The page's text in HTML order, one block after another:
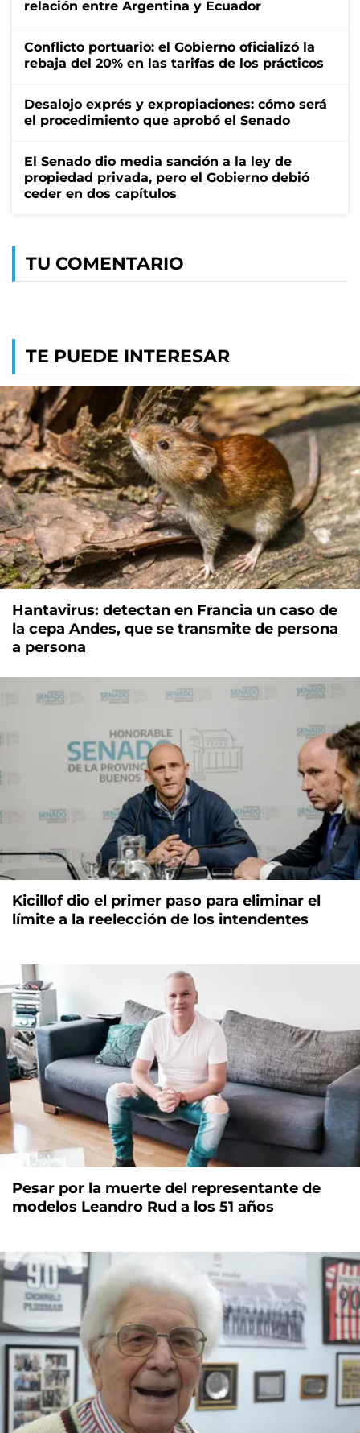
relación entre Argentina y Ecuador
Conflicto portuario: el Gobierno oficializó la
rebaja del 20% en las tarifas de los prácticos
Desalojo exprés y expropiaciones: cómo será
el procedimiento que aprobó el Senado
El Senado dio media sanción a la ley de
propiedad privada, pero el Gobierno debió
ceder en dos capítulos
TU COMENTARIO
TE PUEDE INTERESAR
Hantavirus: detectan en Francia un caso de
la cepa Andes, que se transmite de persona
a persona
Kicillof dio el primer paso para eliminar el
límite a la reelección de los intendentes
Pesar por la muerte del representante de
modelos Leandro Rud a los 51 años